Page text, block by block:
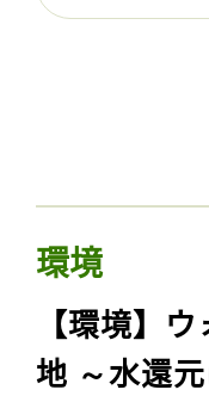
環境
【環境】
地 ～水還